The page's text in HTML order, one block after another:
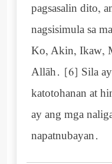
pagsasalin dito,
nagsisimula sa
Ko, Akin, Ikaw,
Allāh. [6] Sila ay
katotohanan at
ay ang mga
napatnubayan.